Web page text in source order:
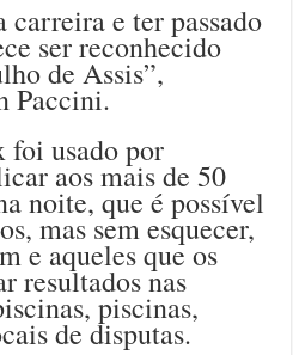
e ter passado
ser reconhecido
de Assis”,
Paccini.
foi usado por
aos mais de 50
noite, que é possível
mas sem esquecer,
e aqueles que os
resultados nas
piscinas,
de disputas.